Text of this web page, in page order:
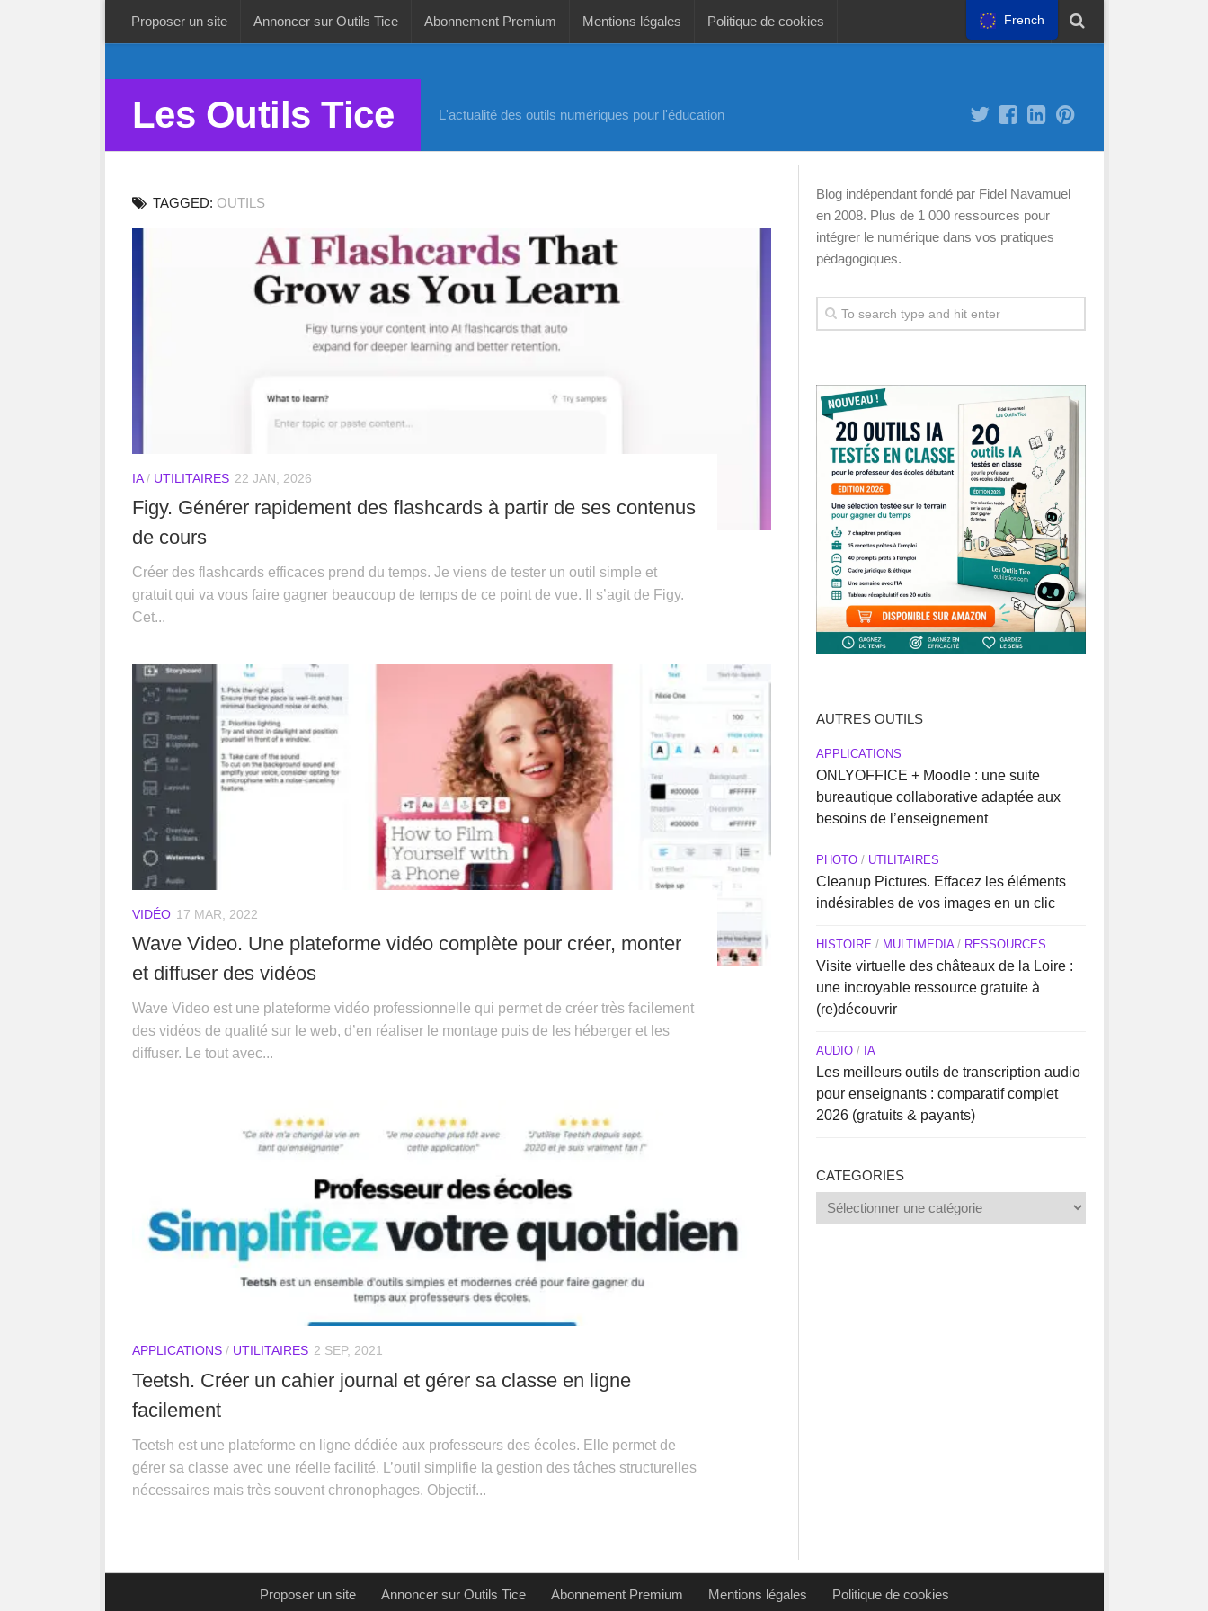
Proposer un site Annoncer sur Outils Tice Abonnement Premium Mentions légales Politique de cookies
Les Outils Tice L'actualité des outils numériques pour l'éducation
TAGGED: OUTILS
IA/ UTILITAIRES 22 JAN, 2026
Figy. Générer rapidement des flashcards à partir de ses contenus
de cours
Créer des flashcards efficaces prend du temps. Je viens de tester un outil simple et
gratuit qui va vous faire gagner beaucoup de temps de ce point de vue. Il s’agit de Figy.
Cet...
VIDÉO 17 MAR, 2022
Wave Video. Une plateforme vidéo complète pour créer, monter
et diffuser des vidéos
Wave Video est une plateforme vidéo professionnelle qui permet de créer très facilement
des vidéos de qualité sur le web, d’en réaliser le montage puis de les héberger et les
diffuser. Le tout avec...
APPLICATIONS/ UTILITAIRES 2 SEP, 2021
Teetsh. Créer un cahier journal et gérer sa classe en ligne
facilement
Teetsh est une plateforme en ligne dédiée aux professeurs des écoles. Elle permet de
gérer sa classe avec une réelle facilité. L’outil simplifie la gestion des tâches structurelles
nécessaires mais très souvent chronophages. Objectif...
Blog indépendant fondé par Fidel Navamuel
en 2008. Plus de 1 000 ressources pour
intégrer le numérique dans vos pratiques
pédagogiques.
AUTRES OUTILS
APPLICATIONS
ONLYOFFICE + Moodle : une suite
bureautique collaborative adaptée aux
besoins de l’enseignement
PHOTO/ UTILITAIRES
Cleanup Pictures. Effacez les éléments
indésirables de vos images en un clic
HISTOIRE/ MULTIMEDIA/ RESSOURCES
Visite virtuelle des châteaux de la Loire :
une incroyable ressource gratuite à
(re)découvrir
AUDIO/ IA
Les meilleurs outils de transcription audio
pour enseignants : comparatif complet
2026 (gratuits & payants)
CATEGORIES
Categories
Proposer un site Annoncer sur Outils Tice Abonnement Premium Mentions légales Politique de cookies
French